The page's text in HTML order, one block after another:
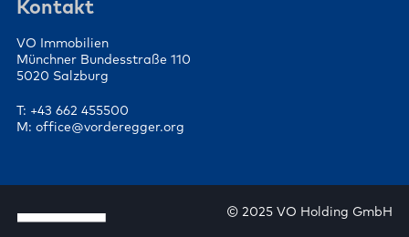
Kontakt
VO Immobilien
Münchner Bundesstraße 110
5020 Salzburg
T: +43 662 455500
M: office@vorderegger.org
© 2025 VO Holding GmbH